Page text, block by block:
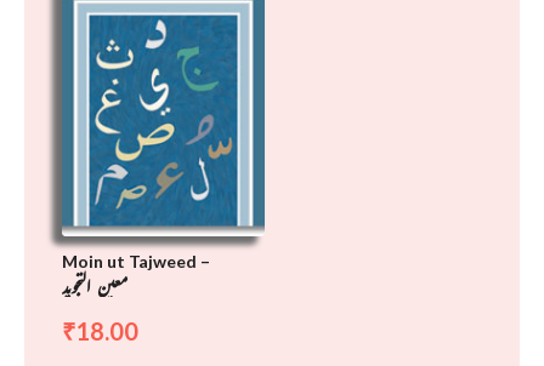
Moin ut Tajweed –
معین التجوید
₹18.00